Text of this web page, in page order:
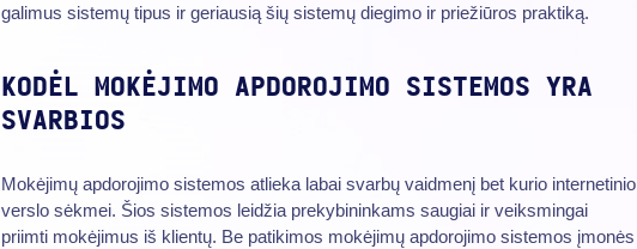
galimus sistemų tipus ir geriausią šių sistemų diegimo ir priežiūros praktiką.
KODĖL MOKĖJIMO APDOROJIMO SISTEMOS YRA
SVARBIOS
Mokėjimų apdorojimo sistemos atlieka labai svarbų vaidmenį bet kurio internetinio
verslo sėkmei. Šios sistemos leidžia prekybininkams saugiai ir veiksmingai
priimti mokėjimus iš klientų. Be patikimos mokėjimų apdorojimo sistemos įmonės